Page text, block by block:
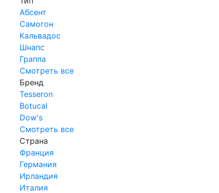
Абсент
Самогон
Кальвадос
Шнапс
Граппа
Смотреть все
Бренд
Tesseron
Botucal
Dow's
Смотреть все
Страна
Франция
Германия
Ирландия
Италия